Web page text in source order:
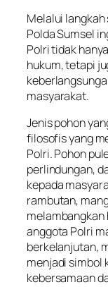
Melalui
Polda Sumsel
Polri tidak
hukum, tetapi
masyarakat.
Jenis pohon
filosofis yang
Polri. Pohon
perlindungan,
kepada
rambutan,
melambangkan
anggota Polri
berkelanjutan,
menjadi simbol
kebersamaan